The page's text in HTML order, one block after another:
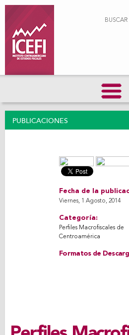
principal
PUBLICACIONES
Fecha de la
Viernes, 1 Agosto, 2014
Categoría:
Perfiles Macrofiscales de
Centroamérica
Formatos de